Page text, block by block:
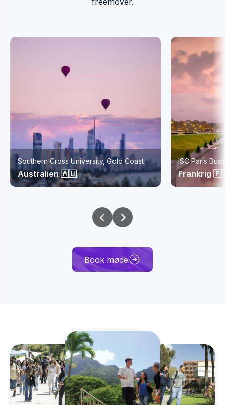
Southern Cross University, Gold Coast
Australien 🇦🇺
ISC Paris
Frankrig
Book møde